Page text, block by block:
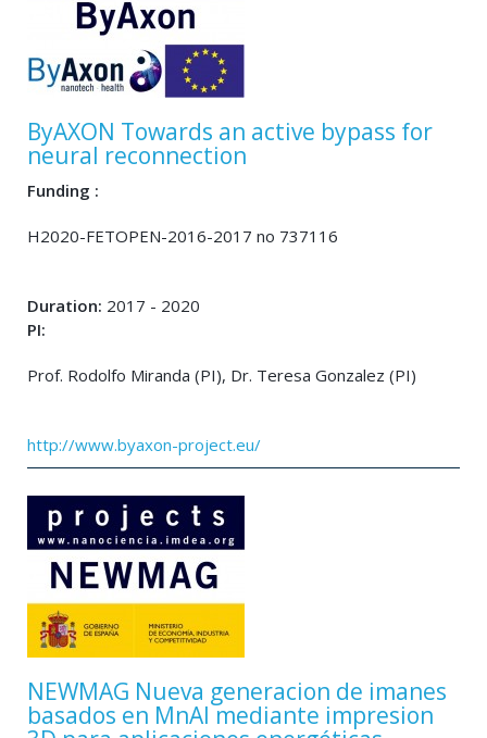
ByAXON Towards an active bypass for
neural reconnection
Funding :
H2020-FETOPEN-2016-2017 no 737116
Duration: 2017 - 2020
PI:
Prof. Rodolfo Miranda (PI), Dr. Teresa Gonzalez (PI)
http://www.byaxon-project.eu/
NEWMAG Nueva generacion de imanes
basados en MnAl mediante impresion